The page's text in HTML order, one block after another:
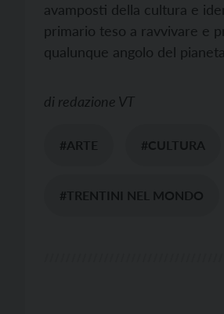
avamposti della cultura e
primario teso a ravvivare e
qualunque angolo del
di redazione VT
#ARTE #CULTURA
#TRENTINI NEL MONDO